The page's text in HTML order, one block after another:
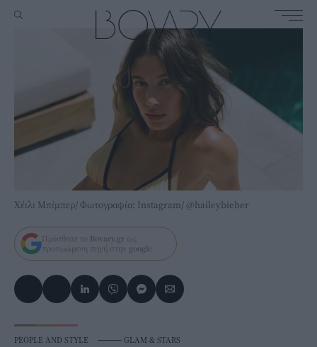
Χέιλι Μπίμπερ/ Φωτογραφία: Instagram/ @haileybieber
Πρόσθεσε το Bovary.gr ως
προτιμώμενη πηγή στην google
PEOPLE AND STYLE ⸻ GLAM & STARS